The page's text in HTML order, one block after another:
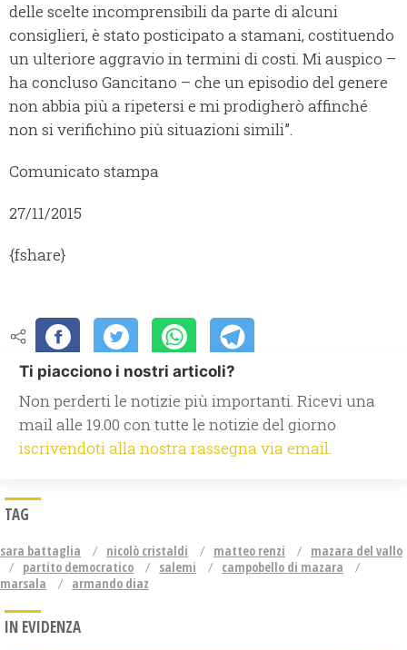
delle scelte incomprensibili da parte di alcuni
consiglieri, è stato posticipato a stamani, costituendo
un ulteriore aggravio in termini di costi. Mi auspico –
ha concluso Gancitano – che un episodio del genere
non abbia più a ripetersi e mi prodigherò affinché
non si verifichino più situazioni simili”.
Comunicato stampa
27/11/2015
{fshare}
Ti piacciono i nostri articoli?
Non perderti le notizie più importanti. Ricevi una
mail alle 19.00 con tutte le notizie del giorno
iscrivendoti alla nostra rassegna via email.
TAG
sara battaglia nicolò cristaldi matteo renzi
mazara del vallo
partito democratico
salemi
campobello di mazara
marsala
armando diaz
IN EVIDENZA